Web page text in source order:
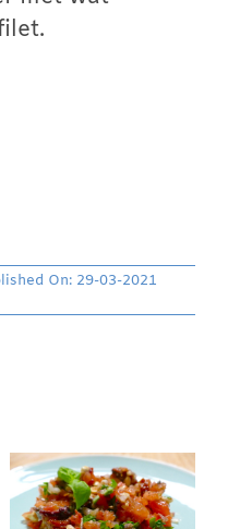
On: 29-03-2021